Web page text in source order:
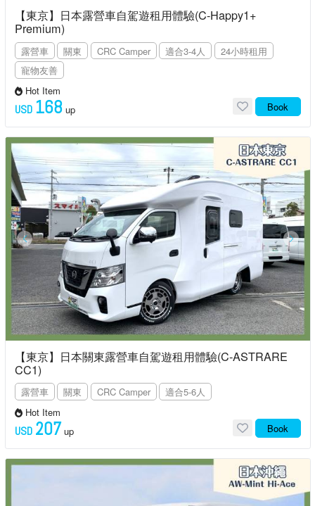
【東京】日本露營車自駕遊租用體驗(C-Happy1+
Premium)
露營車 關東 CRC Camper 適合3-4人
24小時租用
寵物友善
Hot Item
USD 168 up Book
【東京】日本關東露營車自駕遊租用體驗(C-ASTRARE
CC1)
露營車 關東 CRC Camper
適合5-6人
Hot Item
USD 207 up Book